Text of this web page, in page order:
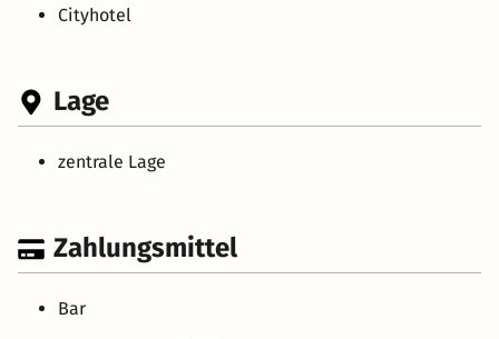
Cityhotel
Lage
zentrale Lage
Zahlungsmittel
Bar